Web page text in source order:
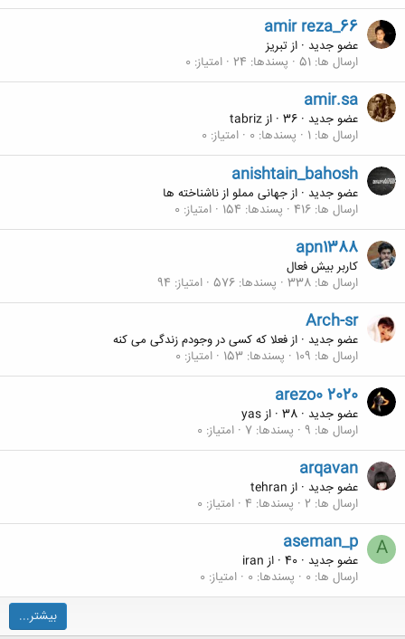
amir reza_66
عضو جدید · ازتبریز
ارسال ها 51 پسندها 24 امتیاز 0
amir.sa
عضو جدید ·
· ازtabriz
ارسال ها 1 پسندها 0 امتیاز 0
anishtain_bahosh
عضو جدید · ازجهانی مملو از ناشناخته ها
ارسال ها 416 پسندها 154 امتیاز 0
apn1388
کاربر بیش فعال
ارسال ها 338 پسندها 576 امتیاز 94
Arch-sr
عضو جدید · ازفعلا که کسی در وجودم زندگی می کنه
ارسال ها 109 پسندها 153 امتیاز 0
arezo0 2020
عضو جدید ·
· ازyas
ارسال ها 9 پسندها 7 امتیاز 0
arqavan
عضو جدید · از tehran
ارسال ها 2 پسندها 4 امتیاز 0
A
aseman_p
عضو جدید ·
· از iran
ارسال ها 0 پسندها 0 امتیاز 0
بیشتر...